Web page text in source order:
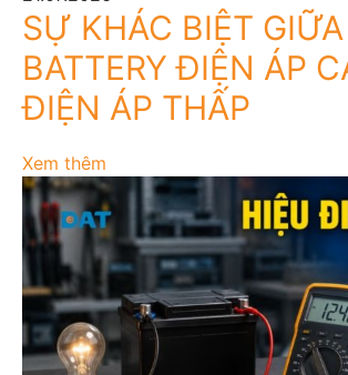
SỰ KHÁC BIỆT GIỮA
BATTERY ĐIỆN ÁP
ĐIỆN ÁP THẤP
Xem thêm